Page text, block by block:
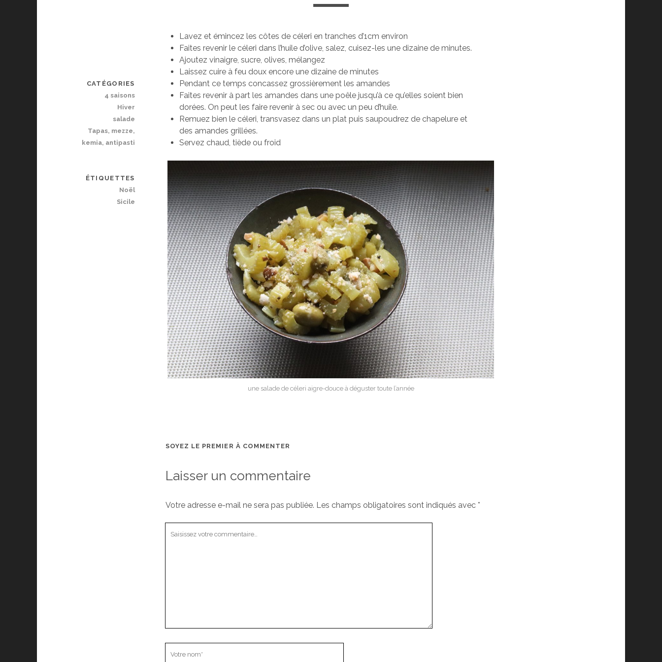
Lavez et émincez les côtes de céleri en tranches d’1cm environ
Faites revenir le céleri dans l’huile d’olive, salez, cuisez-les une dizaine de minutes.
Ajoutez vinaigre, sucre, olives, mélangez
Laissez cuire à feu doux encore une dizaine de minutes
Pendant ce temps concassez grossièrement les amandes
Faites revenir à part les amandes dans une poêle jusqu’à ce qu’elles soient bien
dorées. On peut les faire revenir à sec ou avec un peu d’huile.
Remuez bien le céleri, transvasez dans un plat puis saupoudrez de chapelure et
des amandes grillées.
Servez chaud, tiède ou froid
une salade de céleri aigre-douce à déguster toute l’année
CATÉGORIES
4 saisons
Hiver
salade
Tapas, mezze,
kemia, antipasti
ÉTIQUETTES
Noël
Sicile
SOYEZ LE PREMIER À COMMENTER
Laisser un commentaire
Votre adresse e-mail ne sera pas publiée. Les champs obligatoires sont indiqués avec *